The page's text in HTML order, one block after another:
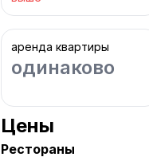
аренда квартиры
одинаково
Цены
Рестораны